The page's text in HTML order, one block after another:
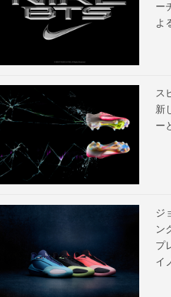
ー
よ
ス
新
ー
ジ
ン
プ
イ